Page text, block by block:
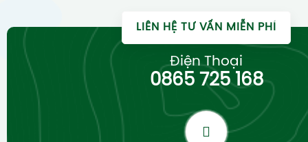
LIÊN HỆ TƯ VẤN MIỄN PHÍ
Điện Thoại
0865 725 168